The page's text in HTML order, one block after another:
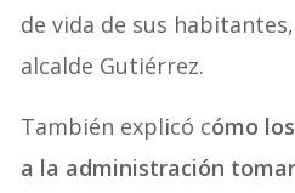
de vida de sus
alcalde Gutiérrez.
También explicó cómo
a la administración